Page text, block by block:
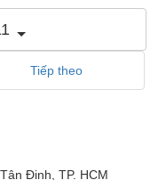
Tiếp theo
Định, TP. HCM